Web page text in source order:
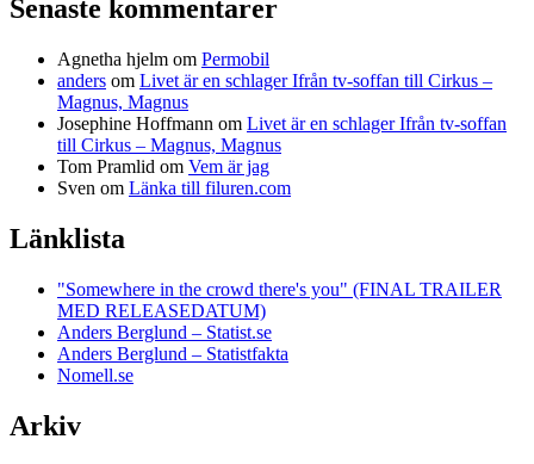
Senaste kommentarer
Agnetha hjelm om Permobil
anders om Livet är en schlager Ifrån tv-soffan till Cirkus –
Magnus, Magnus
Josephine Hoffmann om Livet är en schlager Ifrån tv-soffan
till Cirkus – Magnus, Magnus
Tom Pramlid om Vem är jag
Sven om Länka till filuren.com
Länklista
"Somewhere in the crowd there's you" (FINAL TRAILER
MED RELEASEDATUM)
Anders Berglund – Statist.se
Anders Berglund – Statistfakta
Nomell.se
Arkiv